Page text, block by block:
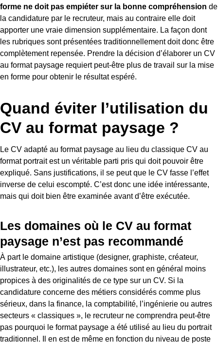
forme ne doit pas empiéter sur la bonne compréhension de
la candidature par le recruteur, mais au contraire elle doit
apporter une vraie dimension supplémentaire. La façon dont
les rubriques sont présentées traditionnellement doit donc être
complètement repensée. Prendre la décision d’élaborer un CV
au format paysage requiert peut-être plus de travail sur la mise
en forme pour obtenir le résultat espéré.
Quand éviter l’utilisation du
CV au format paysage ?
Le CV adapté au format paysage au lieu du classique CV au
format portrait est un véritable parti pris qui doit pouvoir être
expliqué. Sans justifications, il se peut que le CV fasse l’effet
inverse de celui escompté. C’est donc une idée intéressante,
mais qui doit bien être examinée avant d’être exécutée.
Les domaines où le CV au format
paysage n’est pas recommandé
À part le domaine artistique (designer, graphiste, créateur,
illustrateur, etc.), les autres domaines sont en général moins
propices à des originalités de ce type sur un CV. Si la
candidature concerne des métiers considérés comme plus
sérieux, dans la finance, la comptabilité, l’ingénierie ou autres
secteurs « classiques », le recruteur ne comprendra peut-être
pas pourquoi le format paysage a été utilisé au lieu du portrait
traditionnel. Il en est de même en fonction du niveau de poste